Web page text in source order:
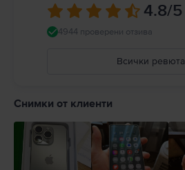
4.8/5
4944 проверени отзива
Всички ревюта
Снимки от клиенти